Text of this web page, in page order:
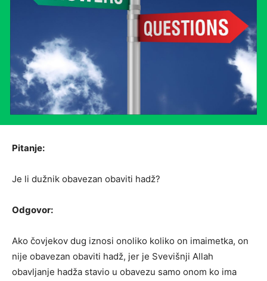
Pitanje:
Je li dužnik obavezan obaviti hadž?
Odgovor:
Ako čovjekov dug iznosi onoliko koliko on imaimetka, on
nije obavezan obaviti hadž, jer je Svevišnji Allah
obavljanje hadža stavio u obavezu samo onom ko ima